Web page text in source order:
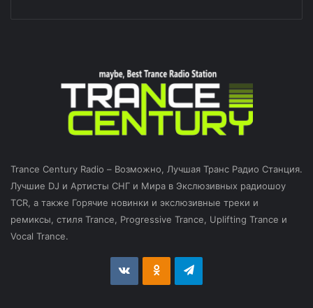
Trance Century Radio – Возможно, Лучшая Транс Радио Станция.
Лучшие DJ и Артисты СНГ и Мира в Экслюзивных радиошоу
TCR, а также Горячие новинки и экслюзивные треки и
ремиксы, стиля Trance, Progressive Trance, Uplifting Trance и
Vocal Trance.
vk.com Odnoklassniki
Telegram